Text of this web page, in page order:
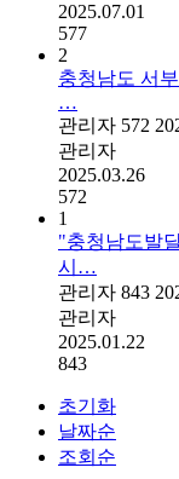
2025.07.01
577
2
충청남도 서
…
관리자 572
관리자
2025.03.26
572
1
"충청남도발
시…
관리자 843
관리자
2025.01.22
843
초기화
날짜순
조회순